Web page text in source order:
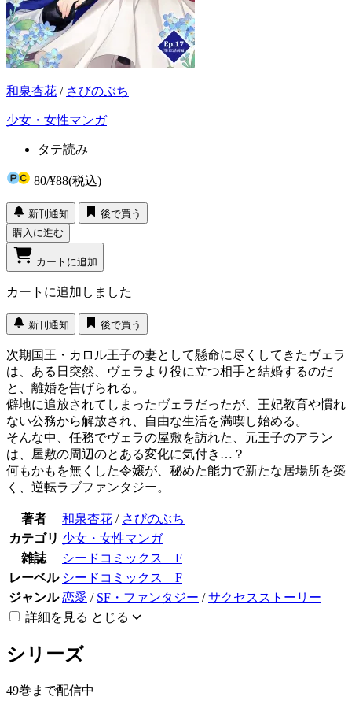
和泉杏花 / さびのぶち
少女・女性マンガ
タテ読み
80/¥88(税込)
新刊通知
後で買う
購入に進む
カートに追加
カートに追加しました
新刊通知 後で買う
次期国王・カロル王子の妻として懸命に尽くしてきたヴェラ
は、ある日突然、ヴェラより役に立つ相手と結婚するのだ
と、離婚を告げられる。
僻地に追放されてしまったヴェラだったが、王妃教育や慣れ
ない公務から解放され、自由な生活を満喫し始める。
そんな中、任務でヴェラの屋敷を訪れた、元王子のアラン
は、屋敷の周辺のとある変化に気付き…？
何もかもを無くした令嬢が、秘めた能力で新たな居場所を築
く、逆転ラブファンタジー。
著者 和泉杏花 / さびのぶち
カテゴリ 少女・女性マンガ
雑誌
シードコミックス F
レーベル シードコミックス F
ジャンル 恋愛 / SF・ファンタジー /サクセスストーリー
詳細を見る とじる
シリーズ
49巻まで配信中